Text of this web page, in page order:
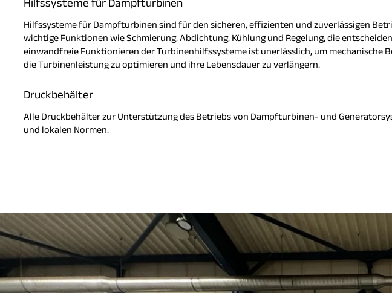
Hilfssysteme für Dampfturbinen sind für den sicheren, effizienten und zuverlässigen
wichtige Funktionen wie Schmierung, Abdichtung, Kühlung und Regelung, die
einwandfreie Funktionieren der Turbinenhilfssysteme ist unerlässlich, um mechanische
die Turbinenleistung zu optimieren und ihre Lebensdauer zu verlängern.
Druckbehälter
Alle Druckbehälter zur Unterstützung des Betriebs von Dampfturbinen- und
und lokalen Normen.